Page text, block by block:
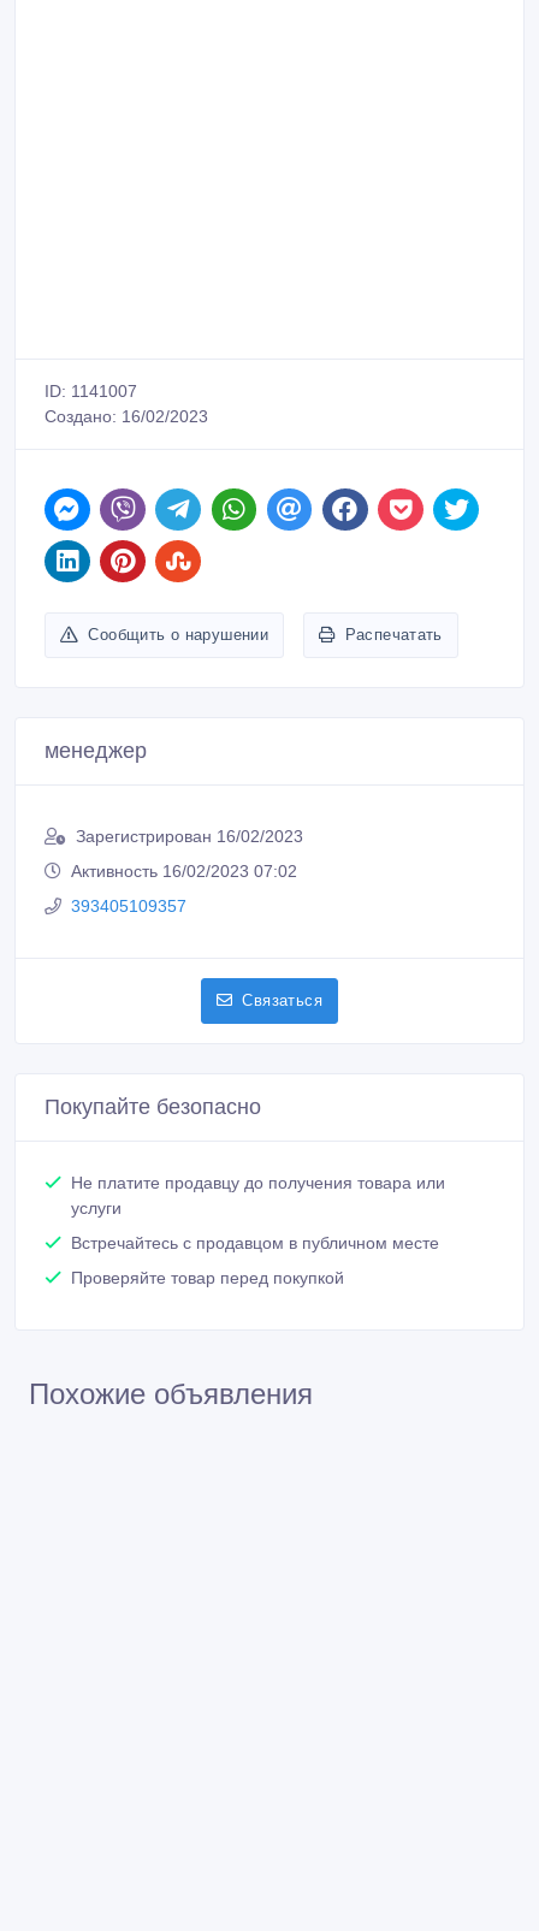
ID: 1141007
Создано: 16/02/2023
Сообщить о нарушении Распечатать
менеджер
Зарегистрирован 16/02/2023
Активность 16/02/2023 07:02
393405109357
Связаться
Покупайте безопасно
Не платите продавцу до получения товара или
услуги
Встречайтесь с продавцом в публичном месте
Проверяйте товар перед покупкой
Похожие объявления